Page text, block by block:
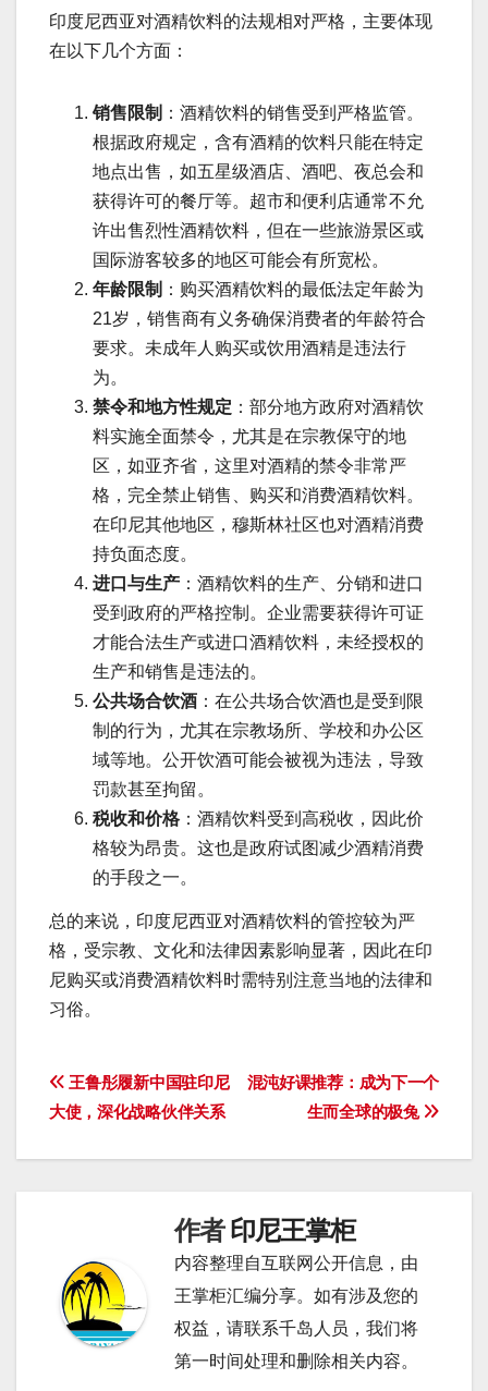
印度尼西亚对酒精饮料的法规相对严格，主要体现
在以下几个方面：
销售限制 ：酒精饮料的销售受到严格监管。
根据政府规定，含有酒精的饮料只能在特定
地点出售，如五星级酒店、酒吧、夜总会和
获得许可的餐厅等。超市和便利店通常不允
许出售烈性酒精饮料，但在一些旅游景区或
国际游客较多的地区可能会有所宽松。
年龄限制 ：购买酒精饮料的最低法定年龄为
21岁，销售商有义务确保消费者的年龄符合
要求。未成年人购买或饮用酒精是违法行
为。
禁令和地方性规定 ：部分地方政府对酒精饮
料实施全面禁令，尤其是在宗教保守的地
区，如亚齐省，这里对酒精的禁令非常严
格，完全禁止销售、购买和消费酒精饮料。
在印尼其他地区，穆斯林社区也对酒精消费
持负面态度。
进口与生产 ：酒精饮料的生产、分销和进口
受到政府的严格控制。企业需要获得许可证
才能合法生产或进口酒精饮料，未经授权的
生产和销售是违法的。
公共场合饮酒 ：在公共场合饮酒也是受到限
制的行为，尤其在宗教场所、学校和办公区
域等地。公开饮酒可能会被视为违法，导致
罚款甚至拘留。
税收和价格 ：酒精饮料受到高税收，因此价
格较为昂贵。这也是政府试图减少酒精消费
的手段之一。
总的来说，印度尼西亚对酒精饮料的管控较为严
格，受宗教、文化和法律因素影响显著，因此在印
尼购买或消费酒精饮料时需特别注意当地的法律和
习俗。
文
章
混沌好课推荐：成为下一个
生而全球的极兔
王鲁彤履新中国驻印尼
大使，深化战略伙伴关系
作者印尼王掌柜
内容整理自互联网公开信息，由
王掌柜汇编分享。如有涉及您的
权益，请联系千岛人员，我们将
第一时间处理和删除相关内容。